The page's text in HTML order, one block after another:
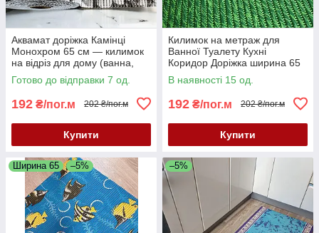
Аквамат доріжка Камінці
Монохром 65 см — килимок
на відріз для дому (ванна,
кухня, коридор)
Готово до відправки 7 од.
192 ₴/пог.м 202 ₴/пог.м
Купити
Килимок на метраж для
Ванної Туалету Кухні
Коридор Доріжка ширина 65
см Аквамат
В наявності 15 од.
192 ₴/пог.м 202 ₴/пог.м
Купити
Ширина 65 –5% –5%